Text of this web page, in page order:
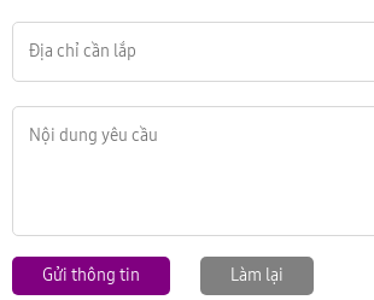
Gửi thông tin Làm lại